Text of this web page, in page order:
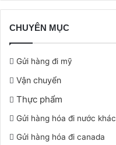
CHUYÊN MỤC
Gửi hàng đi mỹ
Vận chuyển
Thực phẩm
Gửi hàng hóa đi nước khác
Gửi hàng hóa đi canada